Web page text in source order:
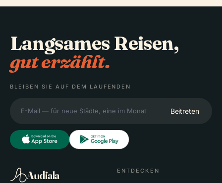
Langsames Reisen,
gut erzählt.
BLEIBEN SIE AUF DEM LAUFENDEN
Beitreten
Audiala ENTDECKEN